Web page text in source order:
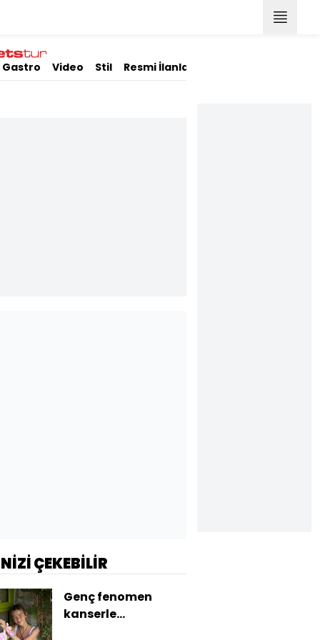
Gastro Video Stil Resmi İlanlar
ÇEKEBİLİR
Genç fenomen
kanserle